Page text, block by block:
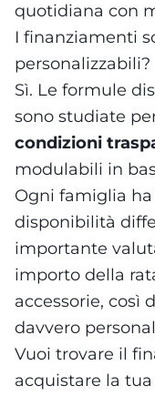
quotidiana con
I finanziamenti
personalizzabili?
Sì. Le formule
sono studiate
condizioni
modulabili in
Ogni famiglia
disponibilità
importante
importo della
accessorie, così
davvero
Vuoi trovare il
acquistare la